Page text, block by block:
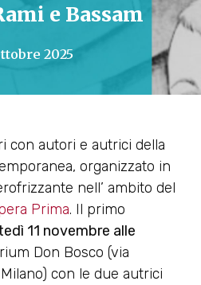
e Bassam
2025
con autori e autrici della
organizzato in
nell’ ambito del
Prima. Il primo
11 novembre alle
Don Bosco (via
con le due autrici